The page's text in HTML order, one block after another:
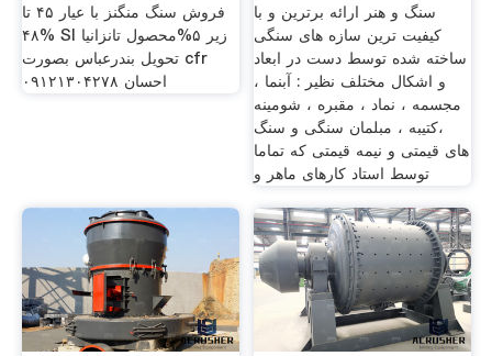
فروش سنگ منگنز با عیار ۴۵ تا
۴۸% SI زیر ۵%محصول تانزانیا
تحویل بندرعباس بصورت cfr
احسان ۰۹۱۲۱۳۰۴۲۷۸
سنگ و هنر ارائه برترین و با
کیفیت ترین سازه های سنگی
ساخته شده توسط دست در ابعاد
و اشکال مختلف نظیر : آبنما ،
مجسمه ، نماد ، مقبره ، شومینه
،کتیبه ، مبلمان سنگی و سنگ
های قیمتی و نیمه قیمتی که تماما
توسط استاد کارهای ماهر و